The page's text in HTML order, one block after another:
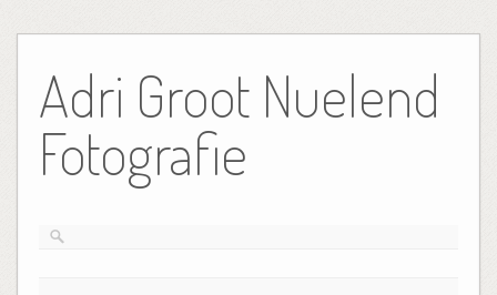
de
inhoud
Adri Groot Nuelend
Fotografie